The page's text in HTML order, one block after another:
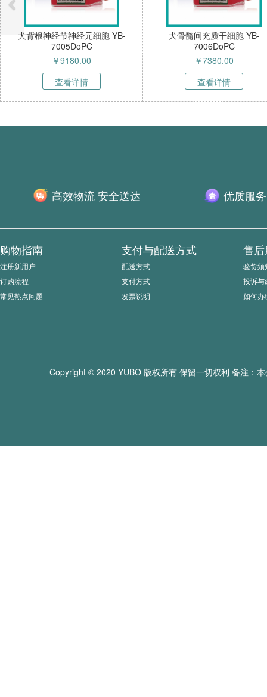
经元细胞 YB-
情
犬骨髓间充质干细胞 YB-
7006DoPC
7380.00
查看详情
犬雪旺
高效物流 安全送达 优质服
购物指南
注册新用户
订购流程
常见热点问题
支付与配送方式
配送方式
支付方式
发票说明
售
验货须
投诉与
如何办
Copyright © 2020 YUBO 版权所有 保留一切权利 备注：